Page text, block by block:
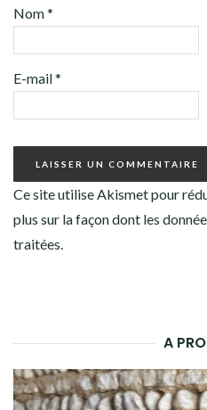
Nom*
E-mail*
Ce site utilise Akismet pour
plus sur la façon dont les
traitées
A